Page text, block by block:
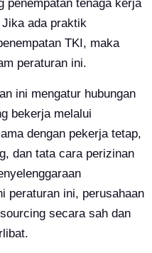
penempatan tenaga kerja
ada praktik
TKI, maka
peraturan ini.
ini mengatur hubungan
bekerja melalui
dengan pekerja tetap,
dan tata cara perizinan
peraturan ini, perusahaan
secara sah dan